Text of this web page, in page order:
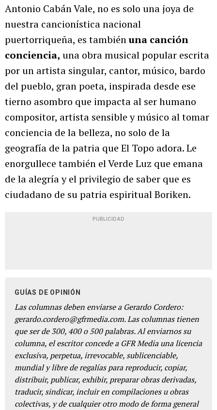
Antonio Cabán Vale, no es solo una joya de
nuestra cancionística nacional
puertorriqueña, es tambiénuna canción
conciencia, una obra musical popular escrita
por un artista singular, cantor, músico, bardo
del pueblo, gran poeta, inspirada desde ese
tierno asombro que impacta al ser humano
compositor, artista sensible y músico al tomar
conciencia de la belleza, no solo de la
geografía de la patria que El Topo adora. Le
enorgullece también el Verde Luz que emana
de la alegría y el privilegio de saber que es
ciudadano de su patria espiritual Boriken.
PUBLICIDAD
GUÍAS DE OPINIÓN
Las columnas deben enviarse a Gerardo Cordero:
gerardo.cordero@gfrmedia.com. Las columnas tienen
que ser de 300, 400 o 500 palabras. Al enviarnos su
columna, el escritor concede a GFR Media una licencia
exclusiva, perpetua, irrevocable, sublicenciable,
mundial y libre de regalías para reproducir, copiar,
distribuir, publicar, exhibir, preparar obras derivadas,
traducir, sindicar, incluir en compilaciones u obras
colectivas, y de cualquier otro modo de forma general